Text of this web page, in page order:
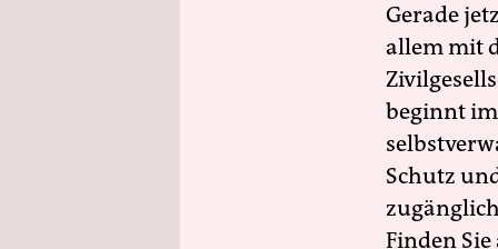
Gerade
allem mit
beginnt
Schutz
Finden